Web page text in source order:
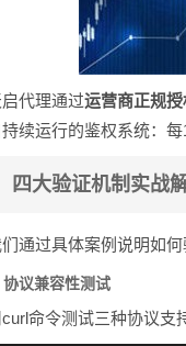
启代理通过运营商正规
持续运行的鉴权系统：
四大验证机制实战
通过具体案例说明如何
协议兼容性测试
命令测试三种协议支